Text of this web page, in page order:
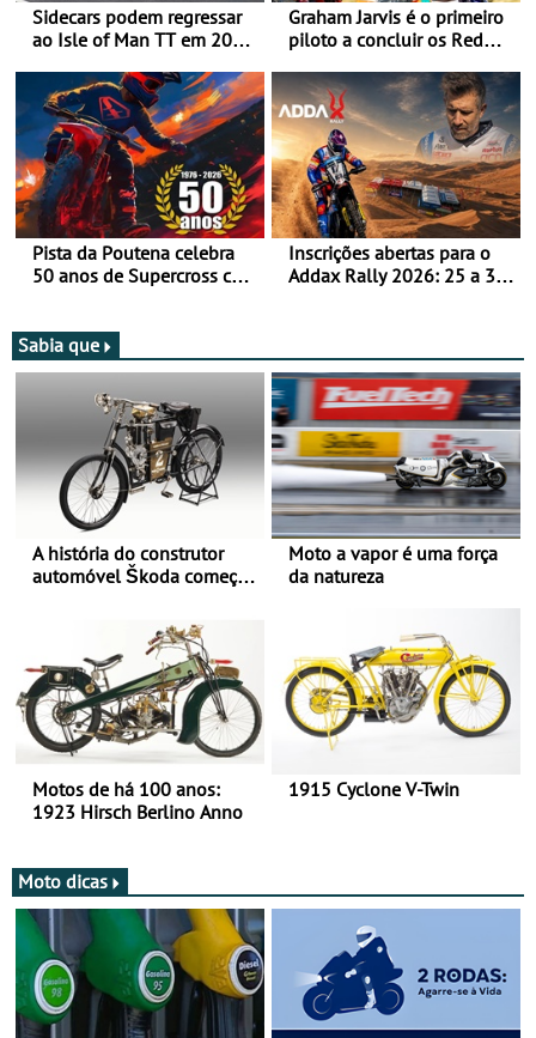
Sidecars podem regressar
ao Isle of Man TT em 2027
Graham Jarvis é o primeiro
piloto a concluir os Red
moto elétrica
Pista da Poutena celebra
50 anos de Supercross com
Inscrições abertas para o
Addax Rally 2026: 25 a 30
Sabia que
A história do construtor
automóvel Škoda começou
Moto a vapor é uma força
da natureza
Motos de há 100 anos:
1923 Hirsch Berlino Anno
1915 Cyclone V-Twin
Moto dicas